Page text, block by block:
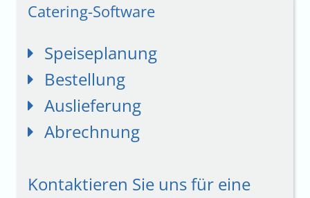
Catering-Software
Speiseplanung
Bestellung
Auslieferung
Abrechnung
Kontaktieren Sie uns für eine